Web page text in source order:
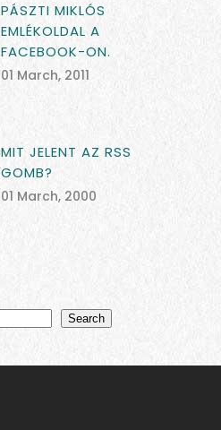
PÁSZTI MIKLÓS
EMLÉKOLDAL A
FACEBOOK-ON.
01 March, 2011
MIT JELENT AZ RSS
GOMB?
01 March, 2000
Search